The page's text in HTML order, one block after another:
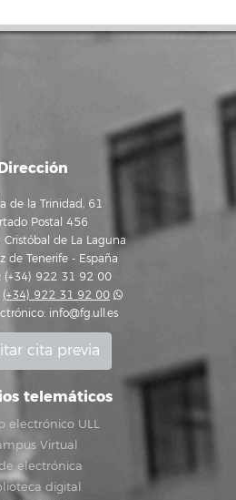
de la Trinidad, 61
Postal 456
Cristóbal de La Laguna
de Tenerife - España
(+34) 922 31 92 00
(+34) 922 31 92 00
info@fg.ull.es
cita previa
telemáticos
electrónico ULL
Virtual
electrónica
digital